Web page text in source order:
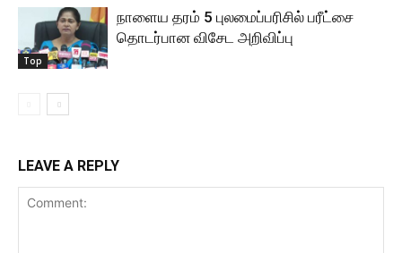
Top
நாளைய தரம் 5 புலமைப்பரிசில் பரீட்சை
தொடர்பான விசேட அறிவிப்பு
LEAVE A REPLY